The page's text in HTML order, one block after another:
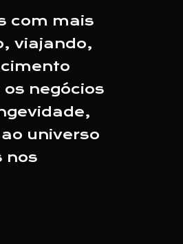
com mais
viajando,
negócios
universo
nos